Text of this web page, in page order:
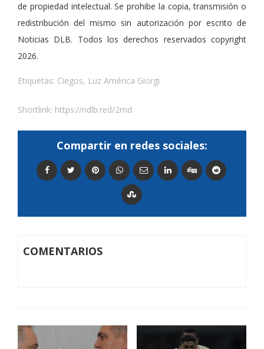
de propiedad intelectual. Se prohibe la copia, transmisión o
redistribución del mismo sin autorización por escrito de
Noticias DLB. Todos los derechos reservados copyright
2026.
Etiquetas: Ciegos, Luz América Giorgi
Shortlink: https://ndlb.red/2md
Compartir en redes sociales:
COMENTARIOS